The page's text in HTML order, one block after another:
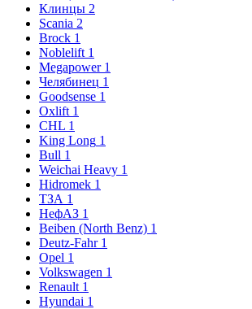
Клинцы 2
Scania 2
Brock 1
Noblelift 1
Megapower 1
Челябинец 1
Goodsense 1
Oxlift 1
CHL 1
King Long 1
Bull 1
Weichai Heavy 1
Hidromek 1
ТЗА 1
НефАЗ 1
Beiben (North Benz) 1
Deutz-Fahr 1
Opel 1
Volkswagen 1
Renault 1
Hyundai 1